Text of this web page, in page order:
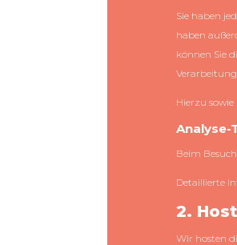
Sie haben
haben
können Sie
Hierzu
Beim
Detaillierte
2.
Wir hosten